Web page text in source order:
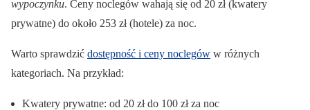
wypoczynku. Ceny noclegów wahają się od 20 zł (kwatery
prywatne) do około 253 zł (hotele) za noc.
Warto sprawdzić dostępność i ceny noclegów w różnych
kategoriach. Na przykład:
Kwatery prywatne: od 20 zł do 100 zł za noc